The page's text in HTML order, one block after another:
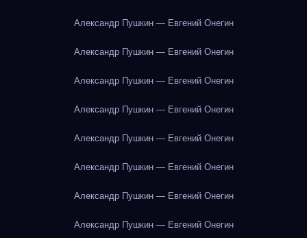
Александр Пушкин — Евгений Онегин
Александр Пушкин — Евгений Онегин
Александр Пушкин — Евгений Онегин
Александр Пушкин — Евгений Онегин
Александр Пушкин — Евгений Онегин
Александр Пушкин — Евгений Онегин
Александр Пушкин — Евгений Онегин
Александр Пушкин — Евгений Онегин